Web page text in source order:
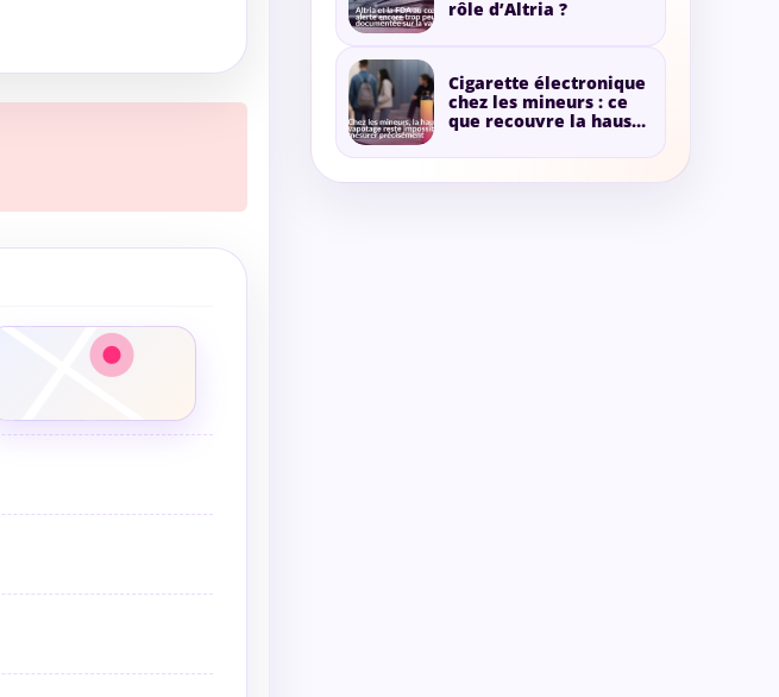
rôle d’Altria ?
Cigarette électronique
chez les mineurs : ce
que recouvre la hausse